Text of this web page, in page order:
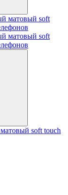
soft touch